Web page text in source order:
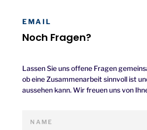
EMAIL
Noch Fragen?
Lassen Sie uns offene Fragen
ob eine Zusammenarbeit sinnvoll ist
aussehen kann. Wir freuen uns von